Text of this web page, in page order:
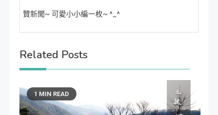
贊新聞~ 可愛小小編一枚~ ^_^
Related Posts
1 MIN READ